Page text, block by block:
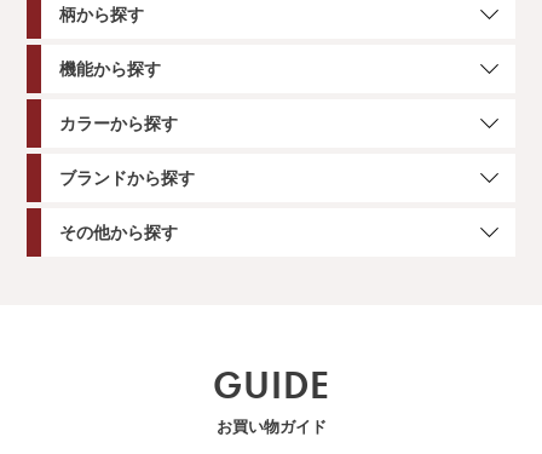
柄から探す
機能から探す
カラーから探す
ブランドから探す
その他から探す
GUIDE
お買い物ガイド